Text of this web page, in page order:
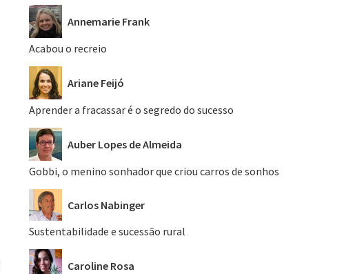
Annemarie Frank
Acabou o recreio
Ariane Feijó
Aprender a fracassar é o segredo do sucesso
Auber Lopes de Almeida
Gobbi, o menino sonhador que criou carros de sonhos
Carlos Nabinger
Sustentabilidade e sucessão rural
Caroline Rosa